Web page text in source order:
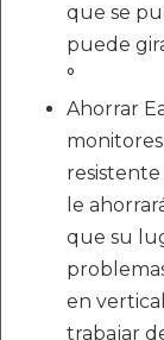
que se
puede
°
Ahorrar
le
que su
en
trabajar